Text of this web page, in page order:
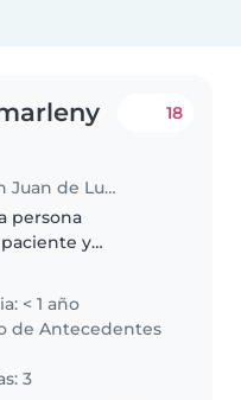
Niñera en San Juan de Lurigancho
18
persona
y
de niños. Aunque
el cuidado de
habilidades como
< 1 año
de Antecedentes
3